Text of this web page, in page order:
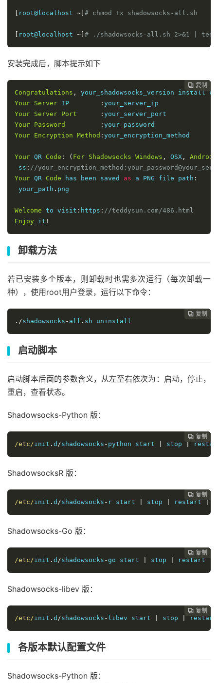
root@localhost ~] # chmod +x shadowsocks-all.sh
root@localhost ~] # ./shadowsocks-all.sh 2>&1 | tee
安装完成后，脚本提示如下
 复制
 复制
 复制
 复制
 复制
 复制
 复制
 复制
Congratulations ,
your_shadowsocks_version install
Your Server IP :
Your Server Port :
Your Password :
Your Encryption Method : your_encryption_method
Your QR Code : ( For Shadowsocks Windows , OSX ,
Android
ss : //
Your QR Code has been saved as a PNG file path :
your_path . png
Welcome to visit : https : //teddysun.com/486.html
Enjoy it !
卸载方法
若已安装多个版本，则卸载时也需多次运行（每次卸载一
种），使用root用户登录，运行以下命令：
 复制
 复制
 复制
 复制
 复制
 复制
 复制
./shadowsocks - all . sh uninstall
启动脚本
启动脚本后面的参数含义，从左至右依次为：启动，停止，
重启，查看状态。
Shadowsocks-Python 版：
 复制
 复制
 复制
 复制
 复制
 复制
/etc/init . d /shadowsocks - python start stop |
ShadowsocksR 版：
 复制
 复制
 复制
 复制
 复制
/etc/init . d /shadowsocks - r start stop restart |
Shadowsocks-Go 版：
 复制
 复制
 复制
 复制
/etc/init . d /shadowsocks -go start stop restart
Shadowsocks-libev 版：
 复制
 复制
 复制
/etc/init . d /shadowsocks - libev start stop
各版本默认配置文件
Shadowsocks-Python 版：